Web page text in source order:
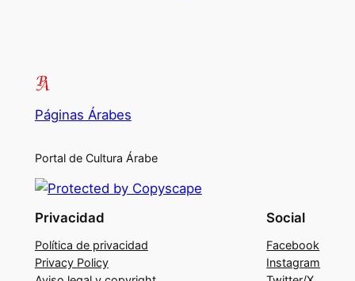
Páginas Árabes
Portal de Cultura Árabe
Privacidad
Política de privacidad
Privacy Policy
Social
Facebook
Instagram